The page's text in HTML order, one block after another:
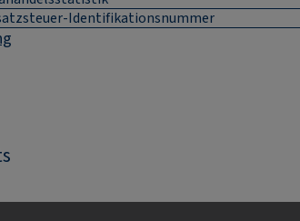
Identifikationsnummer